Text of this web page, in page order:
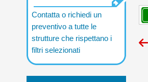
Contatta o richiedi un
preventivo a tutte le
strutture che rispettano i
filtri selezionati